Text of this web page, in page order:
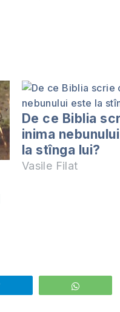
De ce Biblia
inima
la stînga lui?
Vasile Filat